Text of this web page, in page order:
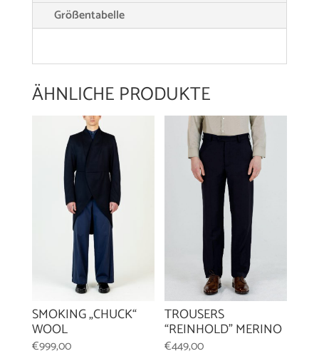
Größentabelle
ÄHNLICHE PRODUKTE
SMOKING „CHUCK“
WOOL
€999,00
TROUSERS
“REINHOLD” MERINO
€449,00